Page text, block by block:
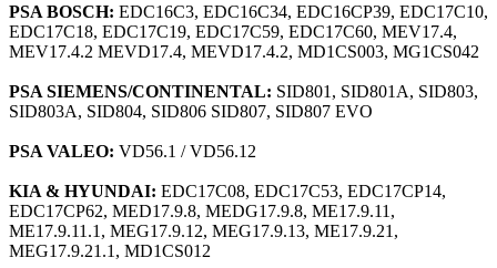
PSA BOSCH: EDC16C3, EDC16C34, EDC16CP39, EDC17C10,
EDC17C18, EDC17C19, EDC17C59, EDC17C60, MEV17.4,
MEV17.4.2 MEVD17.4, MEVD17.4.2, MD1CS003, MG1CS042
PSA SIEMENS/CONTINENTAL: SID801, SID801A, SID803,
SID803A, SID804, SID806 SID807, SID807 EVO
PSA VALEO: VD56.1 / VD56.12
KIA & HYUNDAI: EDC17C08, EDC17C53, EDC17CP14,
EDC17CP62, MED17.9.8, MEDG17.9.8, ME17.9.11,
ME17.9.11.1, MEG17.9.12, MEG17.9.13, ME17.9.21,
MEG17.9.21.1, MD1CS012